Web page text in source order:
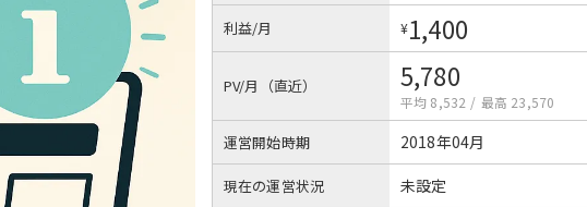
利益/月 ¥1,400
PV/月（直近） 5,780
平均 8,532 / 最高 23,570
運営開始時期 2018年04月
現在の運営状況 未設定